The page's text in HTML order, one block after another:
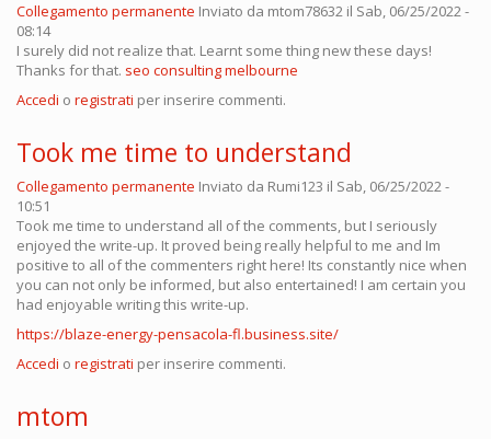
Collegamento permanente Inviato da mtom78632 il Sab, 06/25/2022 -
08:14
I surely did not realize that. Learnt some thing new these days!
Thanks for that. seo consulting melbourne
Accedi o registrati per inserire commenti.
Took me time to understand
Collegamento permanente Inviato da Rumi123 il Sab, 06/25/2022 -
10:51
Took me time to understand all of the comments, but I seriously
enjoyed the write-up. It proved being really helpful to me and Im
positive to all of the commenters right here! Its constantly nice when
you can not only be informed, but also entertained! I am certain you
had enjoyable writing this write-up.
https://blaze-energy-pensacola-fl.business.site/
Accedi o registrati per inserire commenti.
mtom